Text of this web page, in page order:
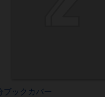
ブックカバー